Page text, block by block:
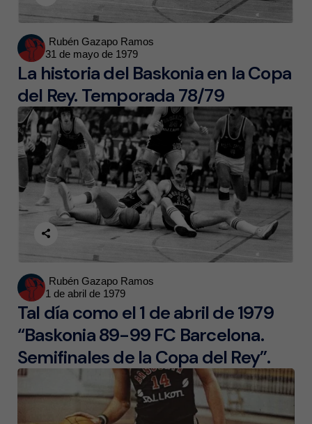
Posted
by
Rubén Gazapo Ramos
31 de mayo de 1979
La historia del Baskonia en la Copa
del Rey. Temporada 78/79
Posted
by
Rubén Gazapo Ramos
1 de abril de 1979
Tal día como el 1 de abril de 1979
“Baskonia 89-99 FC Barcelona.
Semifinales de la Copa del Rey”.